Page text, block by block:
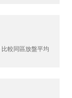
比較同區放盤平均